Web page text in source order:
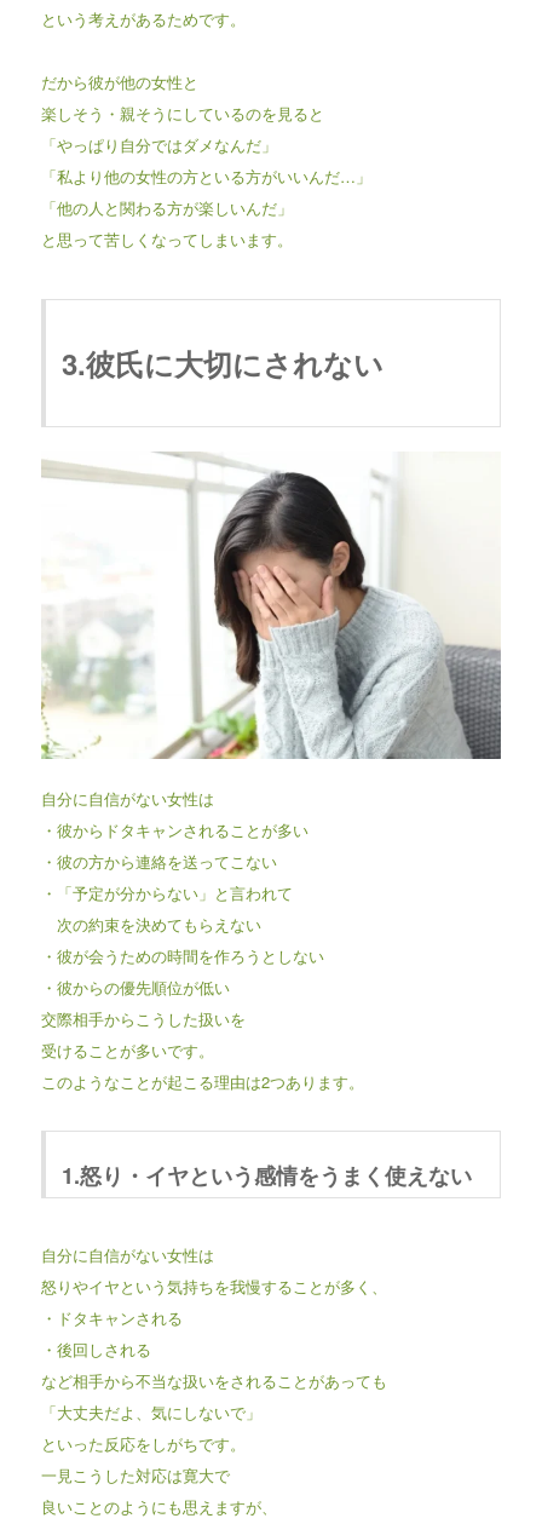
という考えがあるためです。
だから彼が他の女性と
楽しそう・親そうにしているのを見ると
「やっぱり自分ではダメなんだ」
「私より他の女性の方といる方がいいんだ…」
「他の人と関わる方が楽しいんだ」
と思って苦しくなってしまいます。
3.彼氏に大切にされない
自分に自信がない女性は
・彼からドタキャンされることが多い
・彼の方から連絡を送ってこない
・「予定が分からない」と言われて
次の約束を決めてもらえない
・彼が会うための時間を作ろうとしない
・彼からの優先順位が低い
交際相手からこうした扱いを
受けることが多いです。
このようなことが起こる理由は2つあります。
1.怒り・イヤという感情をうまく使えない
自分に自信がない女性は
怒りやイヤという気持ちを我慢することが多く、
・ドタキャンされる
・後回しされる
など相手から不当な扱いをされることがあっても
「大丈夫だよ、気にしないで」
といった反応をしがちです。
一見こうした対応は寛大で
良いことのようにも思えますが、